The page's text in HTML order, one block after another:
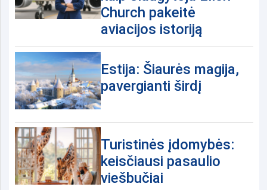
Church pakeitė
aviacijos istoriją
Estija: Šiaurės magija,
pavergianti širdį
Turistinės įdomybės:
keisčiausi pasaulio
viešbučiai